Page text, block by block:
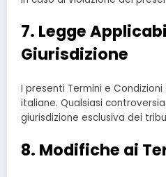
7. Legge
Giurisdizione
I presenti Termini e
italiane. Qualsiasi
giurisdizione esclusiva dei
8. Modifiche ai